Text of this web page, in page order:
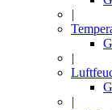
|
|
|